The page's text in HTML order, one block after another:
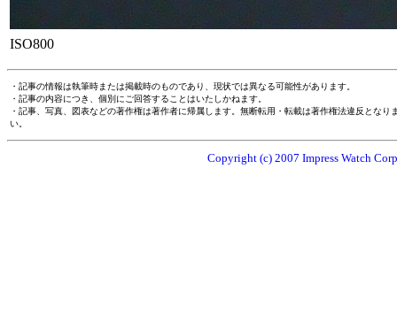
ISO800
・記事の情報は執筆時または掲載時のものであり、現状では異なる可能性があります。
・記事の内容につき、個別にご回答することはいたしかねます。
・記事、写真、図表などの著作権は著作者に帰属します。無断転用・転載は著作権法違反とな
い。
Copyright (c) 2007 Impress Watch